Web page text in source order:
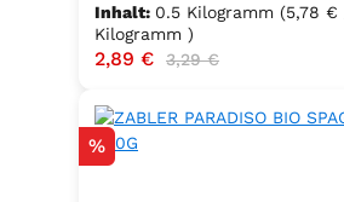
Inhalt: 0.5 Kilogramm (5,78 €
Kilogramm )
Verkaufspreis:
2,89 € Regulärer Preis:
3,29 €
Rabatt
%